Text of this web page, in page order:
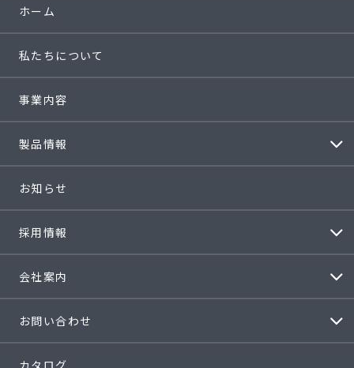
ホーム
私たちについて
事業内容
製品情報
お知らせ
採用情報
会社案内
お問い合わせ
カタログ